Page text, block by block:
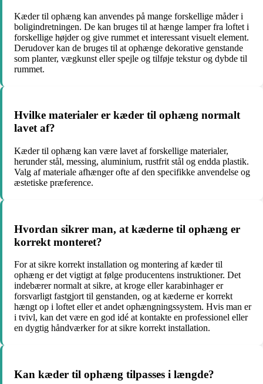
Kæder til ophæng kan anvendes på mange forskellige måder i
boligindretningen. De kan bruges til at hænge lamper fra loftet i
forskellige højder og give rummet et interessant visuelt element.
Derudover kan de bruges til at ophænge dekorative genstande
som planter, vægkunst eller spejle og tilføje tekstur og dybde til
rummet.
Hvilke materialer er kæder til ophæng normalt
lavet af?
Kæder til ophæng kan være lavet af forskellige materialer,
herunder stål, messing, aluminium, rustfrit stål og endda plastik.
Valg af materiale afhænger ofte af den specifikke anvendelse og
æstetiske præference.
Hvordan sikrer man, at kæderne til ophæng er
korrekt monteret?
For at sikre korrekt installation og montering af kæder til
ophæng er det vigtigt at følge producentens instruktioner. Det
indebærer normalt at sikre, at kroge eller karabinhager er
forsvarligt fastgjort til genstanden, og at kæderne er korrekt
hængt op i loftet eller et andet ophængningssystem. Hvis man er
i tvivl, kan det være en god idé at kontakte en professionel eller
en dygtig håndværker for at sikre korrekt installation.
Kan kæder til ophæng tilpasses i længde?